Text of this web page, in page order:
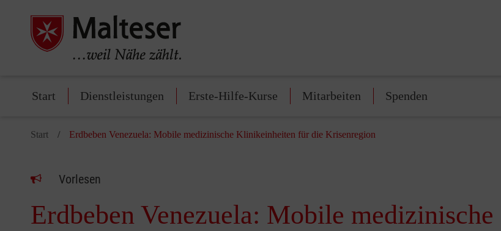
Start Dienstleistungen Erste-Hilfe-Kurse Mitarbeiten Spenden
Start Erdbeben Venezuela: Mobile medizinische Klinikeinheiten für die Krisenregion
Vorlesen
Erdbeben Venezuela: Mobile